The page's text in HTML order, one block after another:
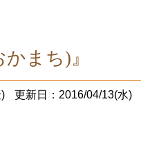
かまち)』
更新日：2016/04/13(水)